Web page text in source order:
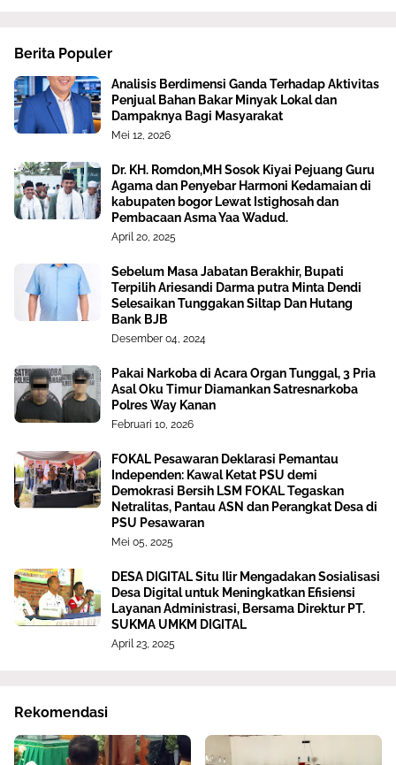
Berita Populer
Analisis Berdimensi Ganda Terhadap Aktivitas
Penjual Bahan Bakar Minyak Lokal dan
Dampaknya Bagi Masyarakat
Mei 12, 2026
Dr. KH. Romdon,MH Sosok Kiyai Pejuang Guru
Agama dan Penyebar Harmoni Kedamaian di
kabupaten bogor Lewat Istighosah dan
Pembacaan Asma Yaa Wadud.
April 20, 2025
Sebelum Masa Jabatan Berakhir, Bupati
Terpilih Ariesandi Darma putra Minta Dendi
Selesaikan Tunggakan Siltap Dan Hutang
Bank BJB
Desember 04, 2024
Pakai Narkoba di Acara Organ Tunggal, 3 Pria
Asal Oku Timur Diamankan Satresnarkoba
Polres Way Kanan
Februari 10, 2026
FOKAL Pesawaran Deklarasi Pemantau
Independen: Kawal Ketat PSU demi
Demokrasi Bersih LSM FOKAL Tegaskan
Netralitas, Pantau ASN dan Perangkat Desa di
PSU Pesawaran
Mei 05, 2025
DESA DIGITAL Situ Ilir Mengadakan Sosialisasi
Desa Digital untuk Meningkatkan Efisiensi
Layanan Administrasi, Bersama Direktur PT.
SUKMA UMKM DIGITAL
April 23, 2025
Rekomendasi